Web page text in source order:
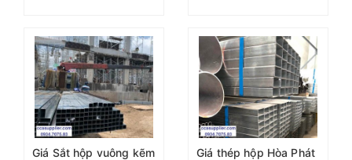
Giá Sắt hộp vuông kẽm
Giá thép hộp Hòa Phát